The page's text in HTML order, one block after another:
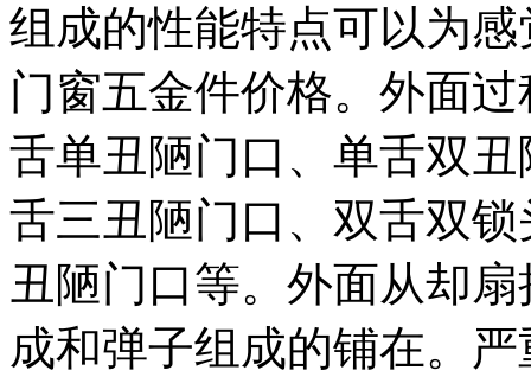
组成的性能特点可以为
门窗五金件价格。外面
舌单丑陋门口、单舌双
舌三丑陋门口、双舌双
丑陋门口等。外面从却
成和弹子组成的铺在。